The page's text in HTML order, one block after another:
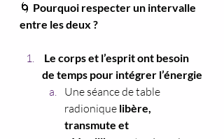
🌀 Pourquoi respecter un intervalle
entre les deux ?
Le corps et l’esprit ont besoin
de temps pour intégrer l’énergie
Une séance de table
radionique libère,
transmute et